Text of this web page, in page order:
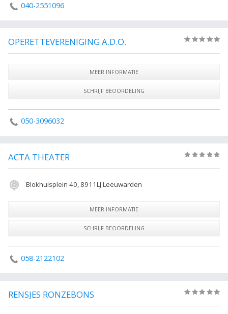
040-2551096
OPERETTEVERENIGING A.D.O.
MEER INFORMATIE
SCHRIJF BEOORDELING
050-3096032
ACTA THEATER
Blokhuisplein 40, 8911LJ Leeuwarden
MEER INFORMATIE
SCHRIJF BEOORDELING
058-2122102
RENSJES RONZEBONS